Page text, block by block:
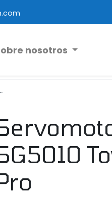
nosotros